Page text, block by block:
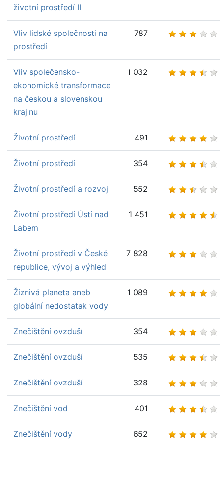
životní prostředí II
Vliv lidské společnosti na
prostředí
787
Vliv společensko-
ekonomické transformace
na českou a slovenskou
krajinu
1 032
Životní prostředí 491
Životní prostředí 354
Životní prostředí a rozvoj 552
Životní prostředí Ústí nad
Labem
1 451
Životní prostředí v České
republice, vývoj a výhled
7 828
Žíznivá planeta aneb
globální nedostatak vody
1 089
Znečištění ovzduší 354
Znečištění ovzduší 535
Znečištění ovzduší 328
Znečištění vod 401
Znečištění vody 652